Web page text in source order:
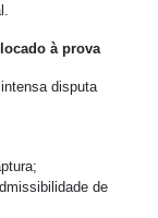
à prova
disputa
de